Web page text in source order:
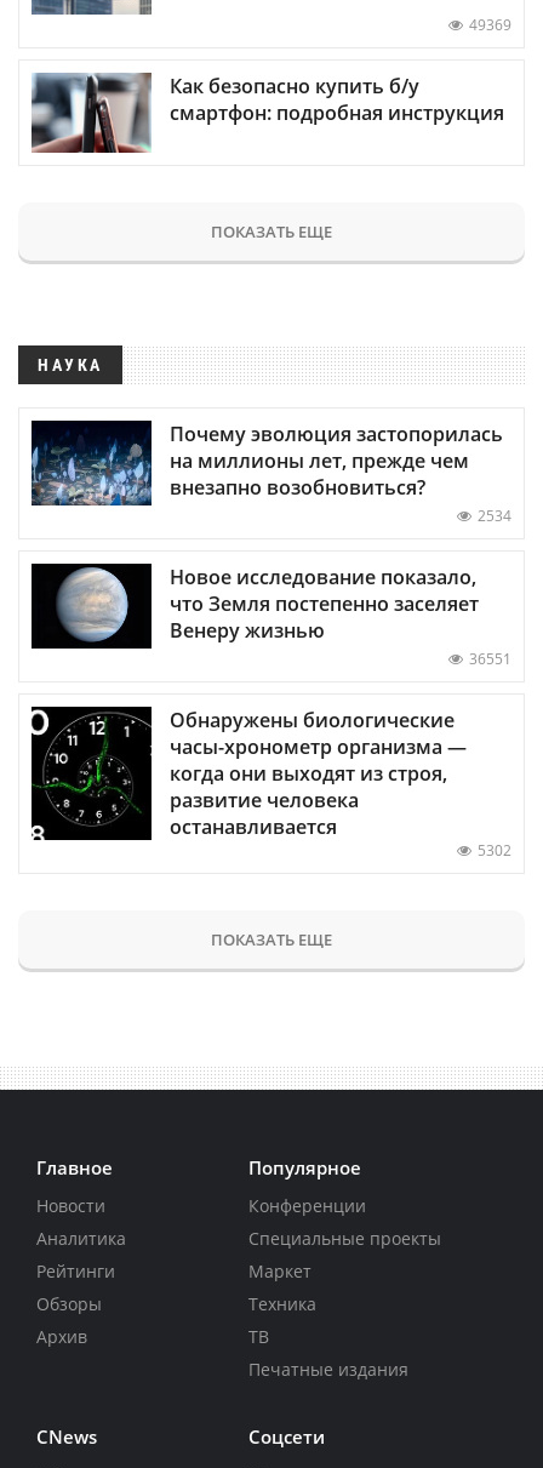
49369
Как безопасно купить б/у
смартфон: подробная инструкция
ПОКАЗАТЬ ЕЩЕ
НАУКА
Почему эволюция застопорилась
на миллионы лет, прежде чем
внезапно возобновиться?
2534
Новое исследование показало,
что Земля постепенно заселяет
Венеру жизнью
36551
Обнаружены биологические
часы-хронометр организма —
когда они выходят из строя,
развитие человека
останавливается
5302
ПОКАЗАТЬ ЕЩЕ
Главное
Новости
Аналитика
Рейтинги
Обзоры
Архив
Популярное
Конференции
Специальные проекты
Маркет
Техника
ТВ
Печатные издания
CNews Соцсети